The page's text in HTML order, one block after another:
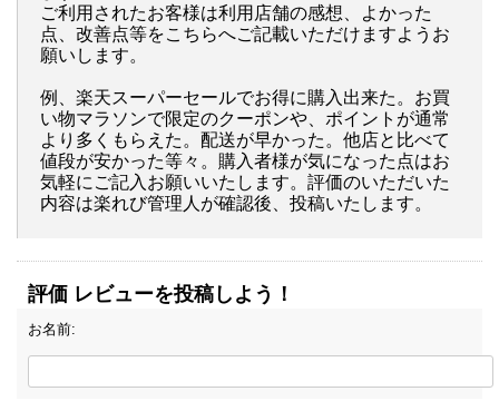
ご利用されたお客様は利用店舗の感想、よかった
点、改善点等をこちらへご記載いただけますようお
願いします。
例、楽天スーパーセールでお得に購入出来た。お買
い物マラソンで限定のクーポンや、ポイントが通常
より多くもらえた。配送が早かった。他店と比べて
値段が安かった等々。購入者様が気になった点はお
気軽にご記入お願いいたします。評価のいただいた
内容は楽れび管理人が確認後、投稿いたします。
評価 レビューを投稿しよう！
お名前: